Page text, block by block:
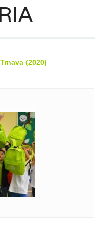
(2020)